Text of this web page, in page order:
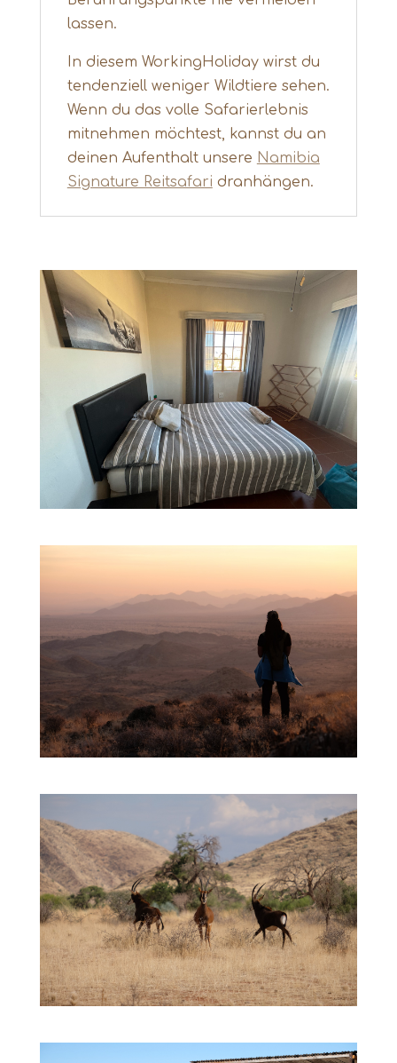
lassen.
In diesem WorkingHoliday wirst du
tendenziell weniger Wildtiere sehen.
Wenn du das volle Safarierlebnis
mitnehmen möchtest, kannst du an
deinen Aufenthalt unsere Namibia
Signature Reitsafari dranhängen.